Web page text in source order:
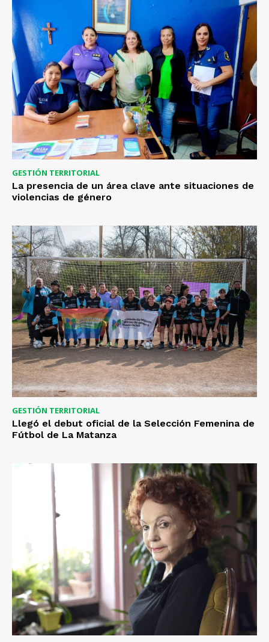
GESTIÓN TERRITORIAL
La presencia de un área clave ante situaciones de
violencias de género
GESTIÓN TERRITORIAL
Llegó el debut oficial de la Selección Femenina de
Fútbol de La Matanza